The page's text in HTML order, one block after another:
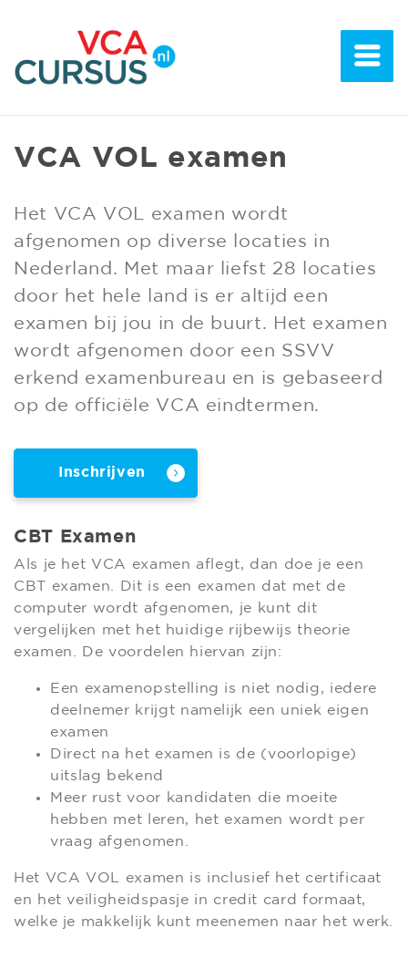
VCA VOL examen
Het VCA VOL examen wordt
afgenomen op diverse locaties in
Nederland. Met maar liefst 28 locaties
door het hele land is er altijd een
examen bij jou in de buurt. Het examen
wordt afgenomen door een SSVV
erkend examenbureau en is gebaseerd
op de officiële VCA eindtermen.
Inschrijven
CBT Examen
Als je het VCA examen aflegt, dan doe je een
CBT examen. Dit is een examen dat met de
computer wordt afgenomen, je kunt dit
vergelijken met het huidige rijbewijs theorie
examen. De voordelen hiervan zijn:
Een examenopstelling is niet nodig, iedere
deelnemer krijgt namelijk een uniek eigen
examen
Direct na het examen is de (voorlopige)
uitslag bekend
Meer rust voor kandidaten die moeite
hebben met leren, het examen wordt per
vraag afgenomen.
Het VCA VOL examen is inclusief het certificaat
en het veiligheidspasje in credit card formaat,
welke je makkelijk kunt meenemen naar het werk.